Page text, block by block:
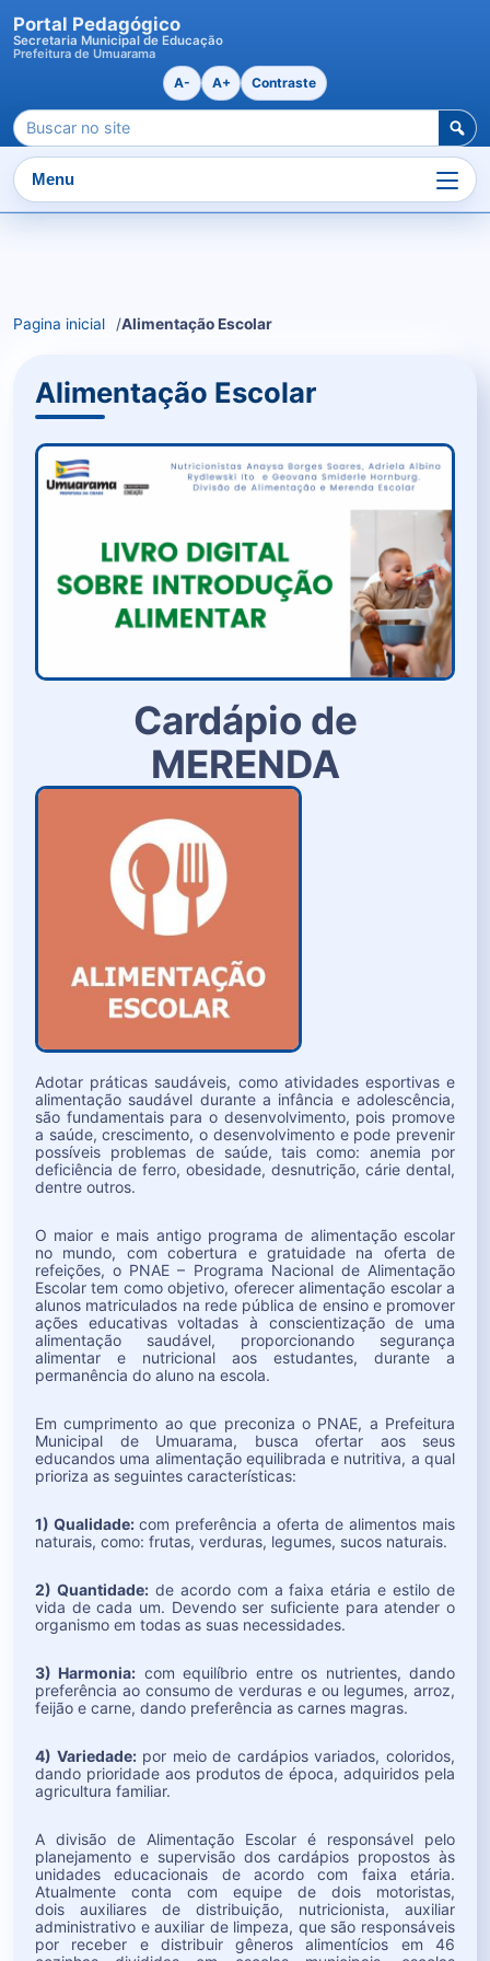
conteudo
Portal Pedagógico
Secretaria Municipal de Educação
Prefeitura de Umuarama
A- A+ Contraste
Pesquisar
por:
Menu
Pagina inicial Alimentação Escolar
Alimentação Escolar
Cardápio de
MERENDA
Adotar práticas saudáveis, como atividades esportivas e
alimentação saudável durante a infância e adolescência,
são fundamentais para o desenvolvimento, pois promove
a saúde, crescimento, o desenvolvimento e pode prevenir
possíveis problemas de saúde, tais como: anemia por
deficiência de ferro, obesidade, desnutrição, cárie dental,
dentre outros.
O maior e mais antigo programa de alimentação escolar
no mundo, com cobertura e gratuidade na oferta de
refeições, o PNAE – Programa Nacional de Alimentação
Escolar tem como objetivo, oferecer alimentação escolar a
alunos matriculados na rede pública de ensino e promover
ações educativas voltadas à conscientização de uma
alimentação saudável, proporcionando segurança
alimentar e nutricional aos estudantes, durante a
permanência do aluno na escola.
Em cumprimento ao que preconiza o PNAE, a Prefeitura
Municipal de Umuarama, busca ofertar aos seus
educandos uma alimentação equilibrada e nutritiva, a qual
prioriza as seguintes características:
1) Qualidade: com preferência a oferta de alimentos mais
naturais, como: frutas, verduras, legumes, sucos naturais.
2) Quantidade:de acordo com a faixa etária e estilo de
vida de cada um. Devendo ser suficiente para atender o
organismo em todas as suas necessidades.
3) Harmonia: com equilíbrio entre os nutrientes, dando
preferência ao consumo de verduras e ou legumes, arroz,
feijão e carne, dando preferência as carnes magras.
4) Variedade:por meio de cardápios variados, coloridos,
dando prioridade aos produtos de época, adquiridos pela
agricultura familiar.
A divisão de Alimentação Escolar é responsável pelo
planejamento e supervisão dos cardápios propostos às
unidades educacionais de acordo com faixa etária.
Atualmente conta com equipe de dois motoristas,
dois auxiliares de distribuição, nutricionista, auxiliar
administrativo e auxiliar de limpeza, que são responsáveis
por receber e distribuir gêneros alimentícios em 46